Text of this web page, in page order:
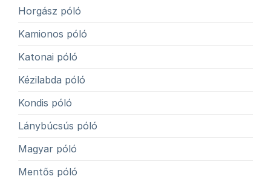
Horgász póló
Kamionos póló
Katonai póló
Kézilabda póló
Kondis póló
Lánybúcsús póló
Magyar póló
Mentős póló